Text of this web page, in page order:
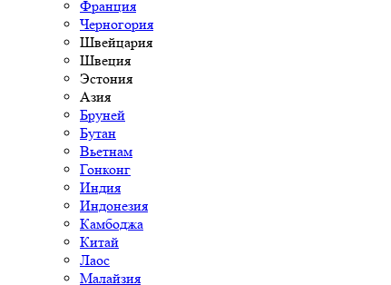
Франция
Черногория
Швейцария
Швеция
Эстония
Азия
Бруней
Бутан
Вьетнам
Гонконг
Индия
Индонезия
Камбоджа
Китай
Лаос
Малайзия